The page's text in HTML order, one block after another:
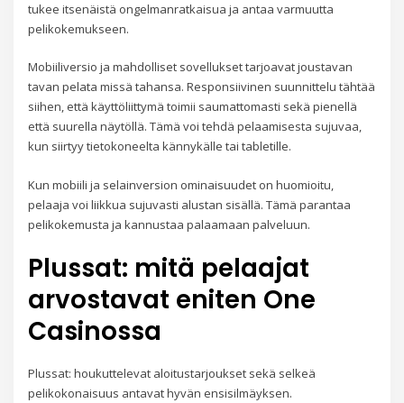
tukee itsenäistä ongelmanratkaisua ja antaa varmuutta
pelikokemukseen.
Mobiiliversio ja mahdolliset sovellukset tarjoavat joustavan
tavan pelata missä tahansa. Responsiivinen suunnittelu tähtää
siihen, että käyttöliittymä toimii saumattomasti sekä pienellä
että suurella näytöllä. Tämä voi tehdä pelaamisesta sujuvaa,
kun siirtyy tietokoneelta kännykälle tai tabletille.
Kun mobiili ja selainversion ominaisuudet on huomioitu,
pelaaja voi liikkua sujuvasti alustan sisällä. Tämä parantaa
pelikokemusta ja kannustaa palaamaan palveluun.
Plussat: mitä pelaajat
arvostavat eniten One
Casinossa
Plussat: houkuttelevat aloitustarjoukset sekä selkeä
pelikokonaisuus antavat hyvän ensisilmäyksen.